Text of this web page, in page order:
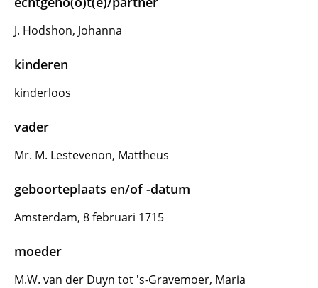
J. Hodshon, Johanna
kinderen
kinderloos
vader
Mr. M. Lestevenon, Mattheus
geboorteplaats en/of -datum
Amsterdam, 8 februari 1715
moeder
M.W. van der Duyn tot 's-Gravemoer, Maria